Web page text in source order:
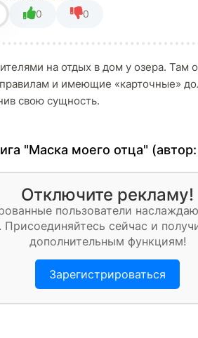
0 0
на отдых в дом у озера. Там
и имеющие «карточные»
свою сущность.
"Маска моего отца" (автор:
Отключите рекламу!
пользователи
сейчас и
дополнительным функциям!
Зарегистрироваться